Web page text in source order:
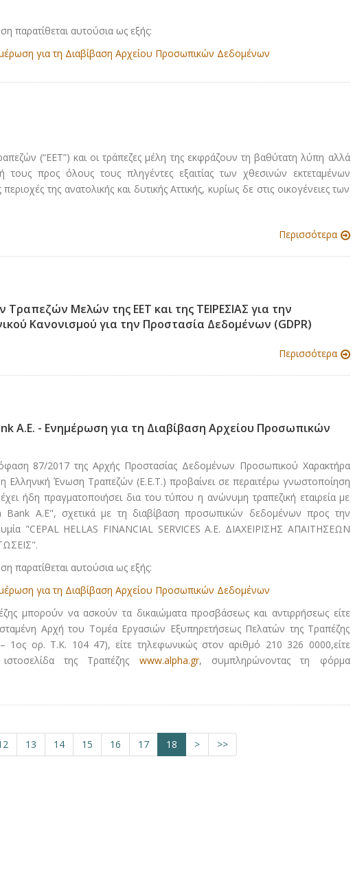
παρατίθεται αυτούσια ως εξής:
για τη Διαβίβαση Αρχείου Προσωπικών Δεδομένων
(“ΕΕΤ”) και οι τράπεζες μέλη της εκφράζουν τη βαθύτατη λύπη αλλά
τους προς όλους τους πληγέντες εξαιτίας των χθεσινών εκτεταμένων
της ανατολικής και δυτικής Αττικής, κυρίως δε στις οικογένειες των
Περισσότερα
Τραπεζών Μελών της ΕΕΤ και της ΤΕΙΡΕΣΙΑΣ για την
Κανονισμού για την Προστασία Δεδομένων (GDPR)
Περισσότερα
A.E. - Ενημέρωση για τη Διαβίβαση Αρχείου Προσωπικών
87/2017 της Αρχής Προστασίας Δεδομένων Προσωπικού Χαρακτήρα
Ελληνική Ένωση Τραπεζών (Ε.Ε.Τ.) προβαίνει σε περαιτέρω γνωστοποίηση
ήδη πραγματοποιήσει δια του τύπου η ανώνυμη τραπεζική εταιρεία με
Bank A.E", σχετικά με τη διαβίβαση προσωπικών δεδομένων προς την
"CEPAL HELLAS FINANCIAL SERVICES A.E. ΔΙΑΧΕΙΡΙΣΗΣ ΑΠΑΙΤΗΣΕΩΝ
παρατίθεται αυτούσια ως εξής:
για τη Διαβίβαση Αρχείου Προσωπικών Δεδομένων
μπορούν να ασκούν τα δικαιώματα προσβάσεως και αντιρρήσεως είτε
Αρχή του Τομέα Εργασιών Εξυπηρετήσεως Πελατών της Τραπέζης
ορ. T.K. 104 47), είτε τηλεφωνικώς στον αριθμό 210 326 0000,είτε
της Τραπέζης www.alpha.gr, συμπληρώνοντας τη φόρμα
13 14 15 16 17 18 > >>